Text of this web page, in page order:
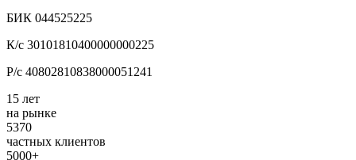
БИК 044525225
К/с 30101810400000000225
Р/с 40802810838000051241
15 лет
на рынке
5370
частных клиентов
5000+